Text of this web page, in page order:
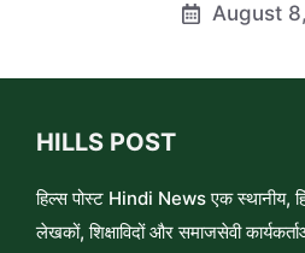
August
HILLS POST
हिल्स पोस्ट Hindi News एक स्थानीय,
लेखकों, शिक्षाविदों और समाजसेवी